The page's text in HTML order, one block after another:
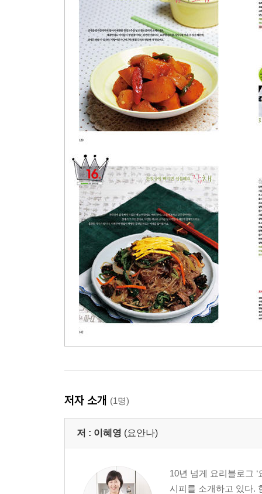
저자 소개 (1명)
저 : 이혜영 (요안나)
10년 넘게 요리블로그
시피를 소개하고 있다.